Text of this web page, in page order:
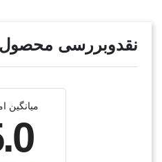
نقدوبررسی
میانگین